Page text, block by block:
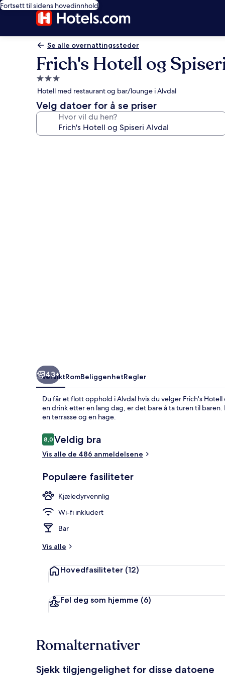
Fortsett til sidens hovedinnhold
Se alle overnattingssteder
Frich's Hotell og
Overnattingssted
med
3.0
stjerner
Hotell med restaurant og bar/lounge i Alvdal
Velg datoer for å se priser
Hvor vil du hen?
43+
OversiktRomBeliggenhetRegler
Du får et flott opphold i Alvdal hvis du velger Frich's
en drink etter en lang dag, er det bare å ta turen til
en terrasse og en hage.
Anmeldelser
8,08,0 av 10 –
Veldig bra
Vis alle de 486 anmeldelsene
Populære fasiliteter
Kjæledyrvennlig
Wi-fi inkludert
Bar
Vis alle
Hovedfasiliteter (12)
Føl deg som hjemme (6)
Romalternativer
Sjekk tilgjengelighet for disse datoene